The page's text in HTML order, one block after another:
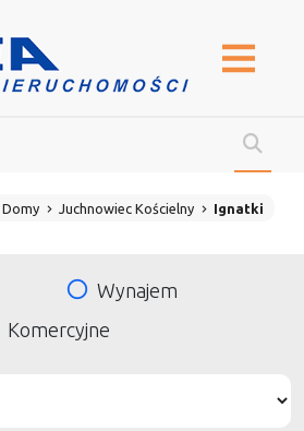
Domy Juchnowiec Kościelny Ignatki
Wynajem
Komercyjne